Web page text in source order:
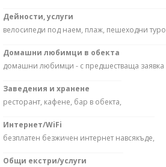
Дейности, услуги
велосипеди под наем, плаж, пешеходни
Домашни любимци в обекта
домашни любимци - с предшестваща заявка
Заведения и хранене
ресторант, кафене, бар в обекта,
Интернет/WiFi
безплатен безжичен интернет навсякъде,
Общи екстри/услуги